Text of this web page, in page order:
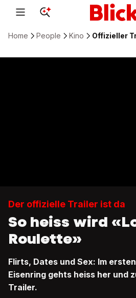
Home People Kino Offizieller
Der offizielle Trailer ist da
So heiss wird
Roulette»
Flirts, Dates und Sex: Im
Eisenring gehts heiss her und
Trailer.